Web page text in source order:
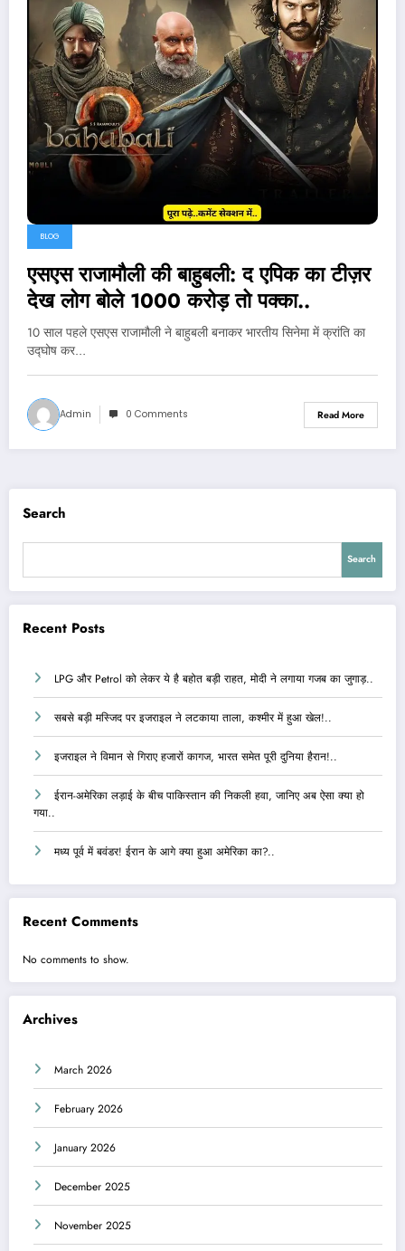
BLOG
एसएस राजामौली की बाहुबली: द एपिक का टीज़र
देख लोग बोले 1000 करोड़ तो पक्का..
10 साल पहले एसएस राजामौली ने बाहुबली बनाकर भारतीय सिनेमा में क्रांति का
उद्घोष कर…
Admin 0 Comments Read More
Search
Search
Recent Posts
LPG और Petrol को लेकर ये है बहोत बड़ी राहत, मोदी ने लगाया गजब का जुगाड़..
सबसे बड़ी मस्जिद पर इजराइल ने लटकाया ताला, कश्मीर में हुआ खेल!..
इजराइल ने विमान से गिराए हजारों कागज, भारत समेत पूरी दुनिया हैरान!..
ईरान-अमेरिका लड़ाई के बीच पाकिस्तान की निकली हवा, जानिए अब ऐसा क्या हो
गया..
मध्य पूर्व में बवंडर! ईरान के आगे क्या हुआ अमेरिका का?..
Recent Comments
No comments to show.
Archives
March 2026
February 2026
January 2026
December 2025
November 2025